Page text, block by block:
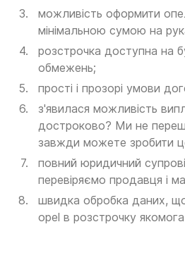
можливість оформити
мінімальною сумою на
розстрочка доступна на
обмежень;
прості і прозорі умови
з'явилася можливість
достроково? Ми не
завжди можете зробити
повний юридичний
перевіряємо продавця і
швидка обробка даних,
opel в розстрочку